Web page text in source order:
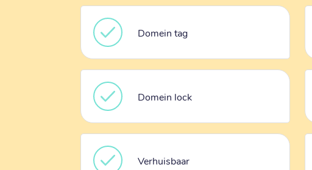
Domein tag
Domein lock
Verhuisbaar